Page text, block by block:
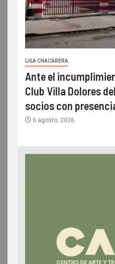
LIGA CHACARERA
Ante el
Club Villa Dolores
socios con
6 agosto, 2026